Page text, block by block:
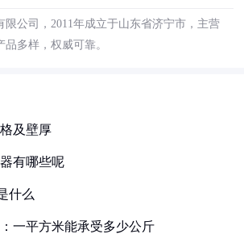
限公司，2011年成立于山东省济宁市，主营
多样，权威可靠。
及壁厚
有哪些呢
什么
一平方米能承受多少公斤